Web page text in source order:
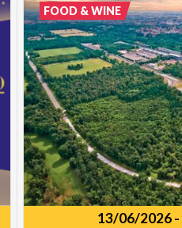
13/06/2026-
FOOD & WINE